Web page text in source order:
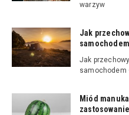
warzyw
Jak
Jak
samochodem
Miód